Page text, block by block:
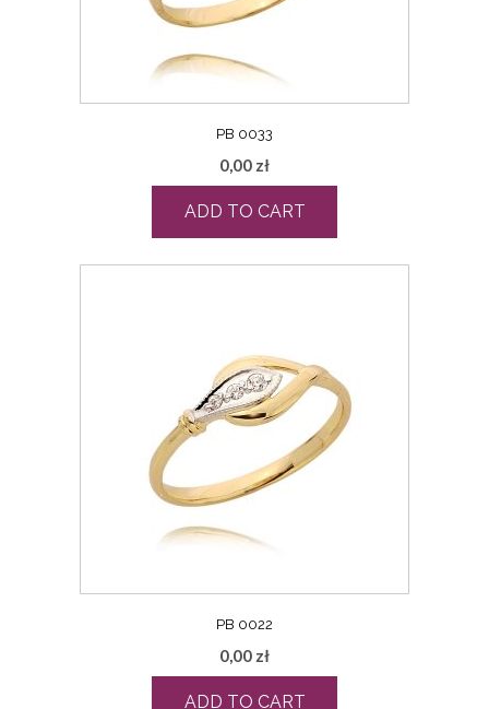
PB 0033
0,00 zł
ADD TO CART
PB 0022
0,00 zł
ADD TO CART